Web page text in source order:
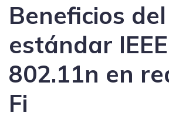
Beneficios del
estándar IEEE
802.11n en
Fi